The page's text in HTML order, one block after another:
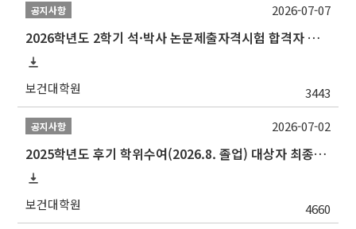
공지사항
2026학년도 2학기 석·박사 논문제출자격시험 합격자 공고(TSQ Exam Result)
보건대학원 3443
2026-07-07
공지사항
2025학년도 후기 학위수여(2026.8. 졸업) 대상자 최종인준 논문 제출 안내
보건대학원 4660
2026-07-02